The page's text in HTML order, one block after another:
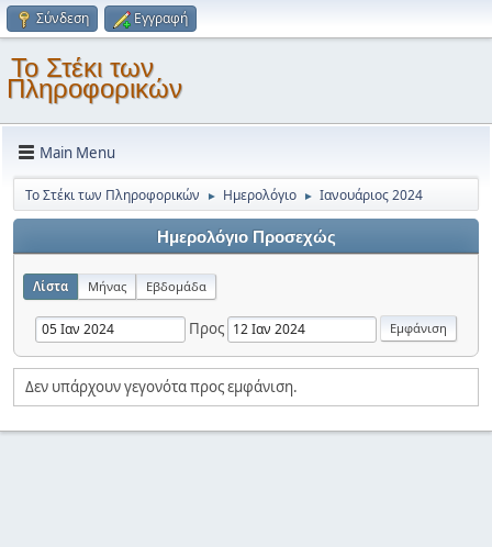
Σύνδεση Εγγραφή
Το Στέκι των
Πληροφορικών
Main Menu
Το Στέκι των Πληροφορικών ► Ημερολόγιο ► Ιανουάριος 2024
Ημερολόγιο Προσεχώς
Λίστα Μήνας Εβδομάδα
Προς
Δεν υπάρχουν γεγονότα προς εμφάνιση.